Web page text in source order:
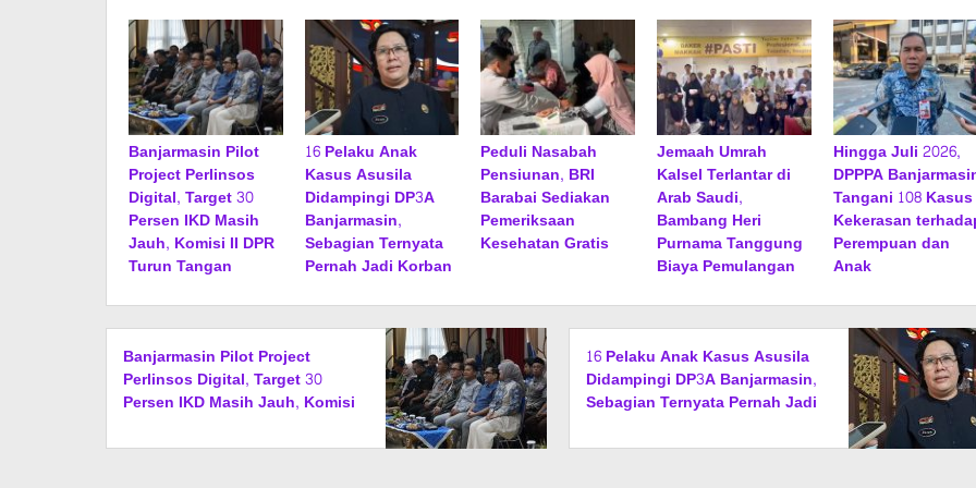
Banjarmasin Pilot
Project Perlinsos
Digital, Target 30
Persen IKD Masih
Jauh, Komisi II DPR
Turun Tangan
16 Pelaku Anak
Kasus Asusila
Didampingi DP3A
Banjarmasin,
Sebagian Ternyata
Pernah Jadi Korban
Peduli Nasabah
Pensiunan, BRI
Barabai Sediakan
Pemeriksaan
Kesehatan Gratis
Jemaah Umrah
Kalsel Terlantar di
Arab Saudi,
Bambang Heri
Purnama Tanggung
Biaya Pemulangan
Hingga Juli 2026,
DPPPA
Tangani 108 Kasus
Kekerasan
Perempuan dan
Anak
Banjarmasin Pilot Project
Perlinsos Digital, Target 30
Persen IKD Masih Jauh, Komisi
16 Pelaku Anak Kasus Asusila
Didampingi DP3A Banjarmasin,
Sebagian Ternyata Pernah Jadi